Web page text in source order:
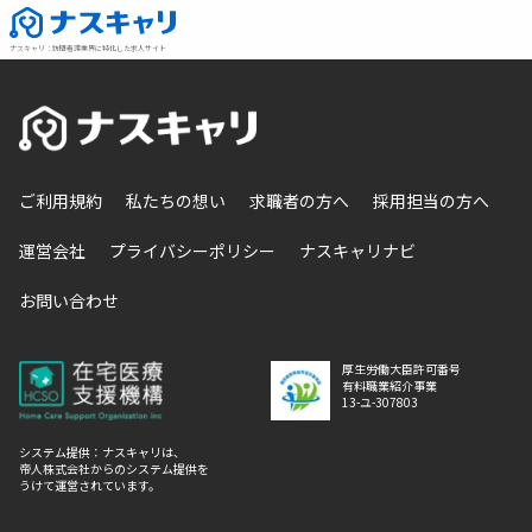
ナスキャリ ： 訪問看護業界に特化した求人サイト
ご利用規約 私たちの想い 求職者の方へ 採用担当の方へ
運営会社 プライバシーポリシー ナスキャリナビ
お問い合わせ
厚生労働大臣許可番号
有料職業紹介事業
13-ユ-307803
システム提供：ナスキャリは、
帝人株式会社からのシステム提供を
うけて運営されています。